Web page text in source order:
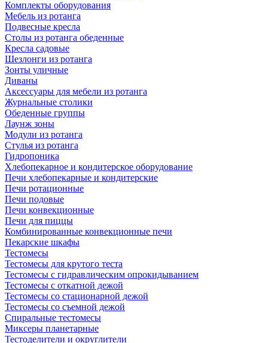
Комплекты оборудования
Мебель из ротанга
Подвесные кресла
Столы из ротанга обеденные
Кресла садовые
Шезлонги из ротанга
Зонты уличные
Диваны
Аксессуары для мебели из ротанга
Журнальные столики
Обеденные группы
Лаунж зоны
Модули из ротанга
Стулья из ротанга
Гидропоника
Хлебопекарное и кондитерское оборудование
Печи хлебопекарные и кондитерские
Печи ротационные
Печи подовые
Печи конвекционные
Печи для пиццы
Комбинированные конвекционные печи
Пекарские шкафы
Тестомесы
Тестомесы для крутого теста
Тестомесы с гидравлическим опрокидыванием
Тестомесы с откатной дежой
Тестомесы со стационарной дежой
Тестомесы со съемной дежой
Спиральные тестомесы
Миксеры планетарные
Тестоделители и округлители